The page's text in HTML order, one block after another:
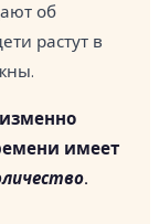
об
растут в
имеет
.